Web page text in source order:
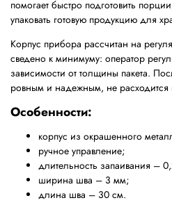
помогает быстро подготовить
упаковать готовую продукцию для
Корпус прибора рассчитан на
сведено к минимуму: оператор
зависимости от толщины пакета.
ровным и надежным, не расходится
Особенности:
корпус из окрашенного
ручное управление;
длительность запаивания –
ширина шва – 3 мм;
длина шва – 30 см.